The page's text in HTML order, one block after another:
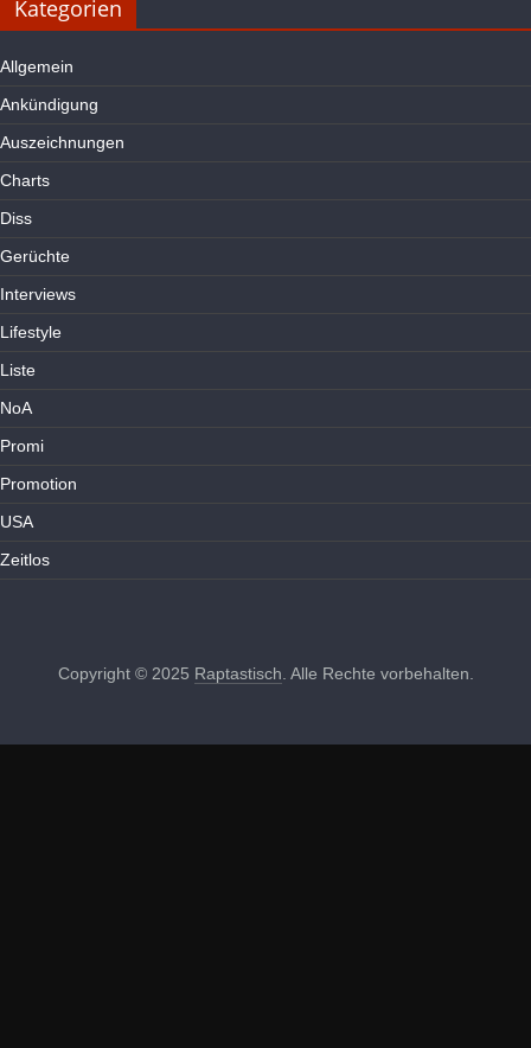
Kategorien
Allgemein
Ankündigung
Auszeichnungen
Charts
Diss
Gerüchte
Interviews
Lifestyle
Liste
NoA
Promi
Promotion
USA
Zeitlos
Copyright © 2025 Raptastisch . Alle Rechte vorbehalten.